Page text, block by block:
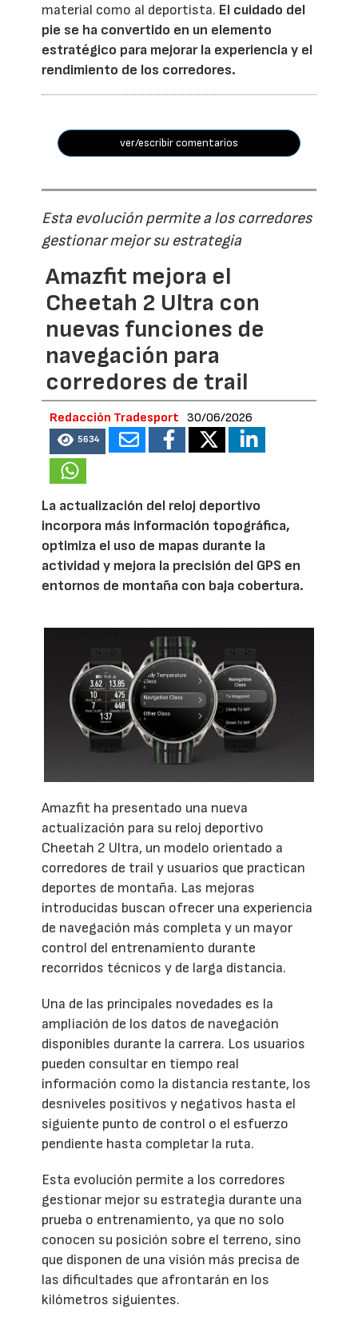
material como al deportista. El cuidado del
pie se ha convertido en un elemento
estratégico para mejorar la experiencia y el
rendimiento de los corredores.
ver/escribir comentarios
Esta evolución permite a los corredores
gestionar mejor su estrategia
Amazfit mejora el
Cheetah 2 Ultra con
nuevas funciones de
navegación para
corredores de trail
Redacción Tradesport 30/06/2026
5634
La actualización del reloj deportivo
incorpora más información topográfica,
optimiza el uso de mapas durante la
actividad y mejora la precisión del GPS en
entornos de montaña con baja cobertura.
Amazfit ha presentado una nueva
actualización para su reloj deportivo
Cheetah 2 Ultra, un modelo orientado a
corredores de trail y usuarios que practican
deportes de montaña. Las mejoras
introducidas buscan ofrecer una experiencia
de navegación más completa y un mayor
control del entrenamiento durante
recorridos técnicos y de larga distancia.
Una de las principales novedades es la
ampliación de los datos de navegación
disponibles durante la carrera. Los usuarios
pueden consultar en tiempo real
información como la distancia restante, los
desniveles positivos y negativos hasta el
siguiente punto de control o el esfuerzo
pendiente hasta completar la ruta.
Esta evolución permite a los corredores
gestionar mejor su estrategia durante una
prueba o entrenamiento, ya que no solo
conocen su posición sobre el terreno, sino
que disponen de una visión más precisa de
las dificultades que afrontarán en los
kilómetros siguientes.